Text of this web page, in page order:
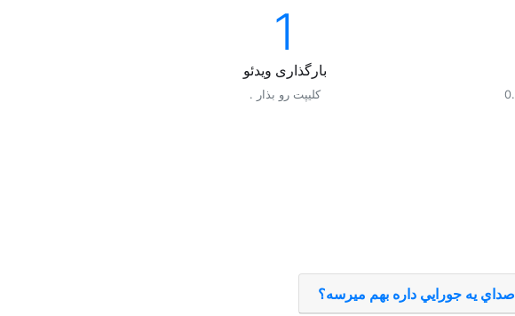
1
بارگذاری ویدئو
. کليپت رو بذار
صداي يه جورايي داره بهم ميرسه؟